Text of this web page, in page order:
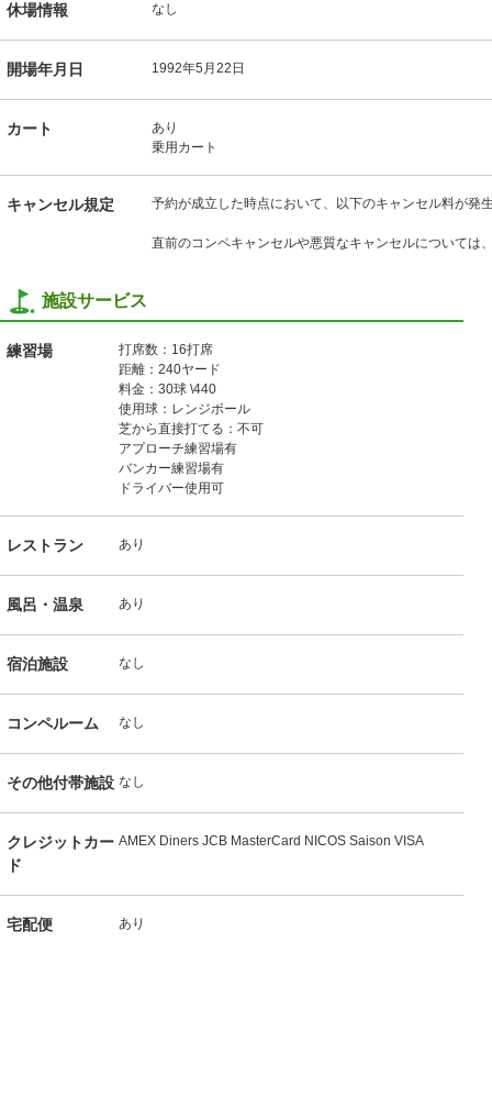
休場情報 なし
開場年月日 1992年5月22日
カート
あり
乗用カート
キャンセル規定 予約が成立した時点において、以下のキャンセル料が発生
直前のコンペキャンセルや悪質なキャンセルについては
施設サービス
練習場
打席数：16打席
距離：240ヤード
料金：30球 \440
使用球：レンジボール
芝から直接打てる：不可
アプローチ練習場有
バンカー練習場有
ドライバー使用可
レストラン あり
風呂・温泉 あり
宿泊施設 なし
コンペルーム なし
その他付帯施設 なし
クレジットカー
ド
AMEX Diners JCB MasterCard NICOS Saison VISA
宅配便 あり